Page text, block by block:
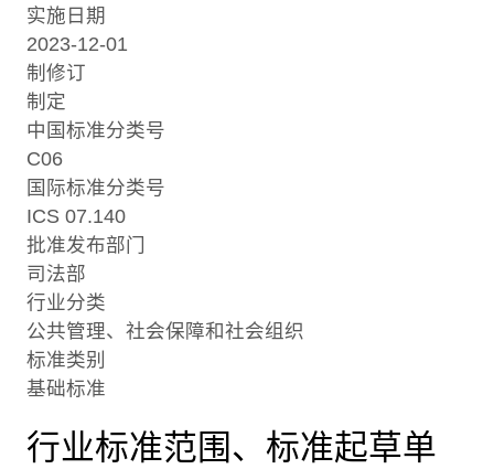
实施日期
2023-12-01
制修订
制定
中国标准分类号
C06
国际标准分类号
ICS 07.140
批准发布部门
司法部
行业分类
公共管理、社会保障和社会组织
标准类别
基础标准
行业标准范围、标准起草单